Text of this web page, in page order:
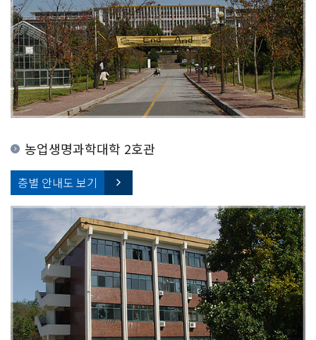
농업생명과학대학 2호관
층별 안내도 보기